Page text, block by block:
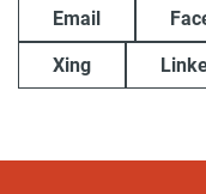
Email
Xing